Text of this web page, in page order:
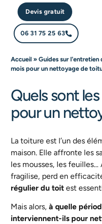
Devis gratuit
06 31 75 25 63
Accueil »Guides sur l'entretien
mois pour un nettoyage de
Quels sont
pour un
La toiture est l’un des
maison. Elle affronte les
les mousses, les
fragilise, perd en
régulier du toit est
Mais alors,à quelle
interviennent-ils pour